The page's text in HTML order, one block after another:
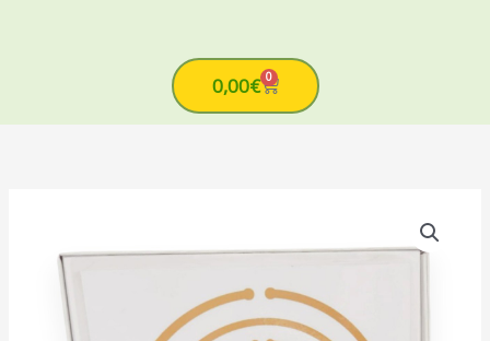
0,00€ 0
Cart
Cube
Harmonisant
Générateur